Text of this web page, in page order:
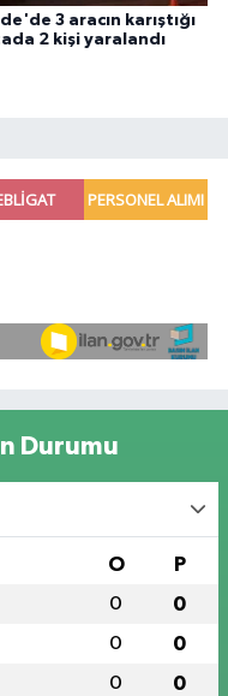
3 aracın karıştığı
2 kişi yaralandı
Durumu
O P
0 0
0 0
0 0